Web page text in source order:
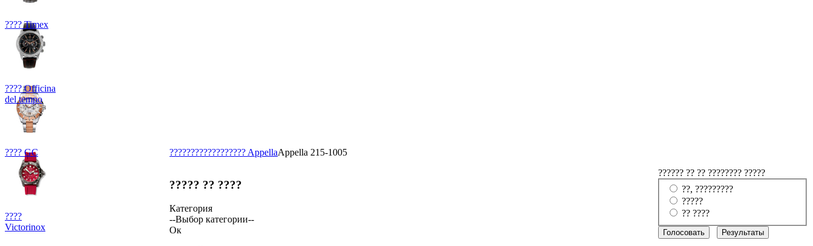
???? Timex
???? Officina
del tempo
???? GC
????
Victorinox
?????????????????? AppellaAppella 215-1005
????? ?? ????
Категория
--Выбор категории--
Ок
?????? ?? ?? ???????? ?????
??, ?????????
?????
?? ????